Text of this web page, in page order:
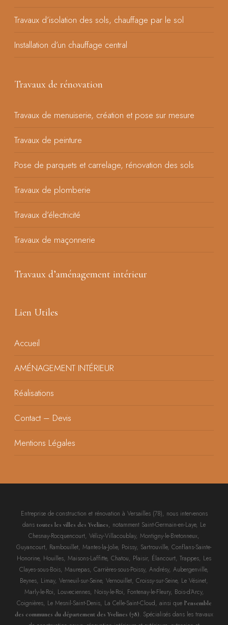
Travaux d’isolation des sols, chauffage par le sol
Installation d’un chauffage central
Travaux de rénovation
Travaux de menuiserie, création et pose sur mesure
Travaux de peinture
Pose de parquets et carrelage, rénovation des sols
Travaux de plomberie
Travaux d’électricité
Travaux de maçonnerie
Travaux d’aménagement intérieur
Lien Utiles
Accueil
AMÉNAGEMENT INTÉRIEUR
Réalisations
Contact – Devis
Mentions Légales
Entreprise de construction et rénovation à Versailles (78), nous intervenons
dans toutes les villes des Yvelines, notamment Saint-Germain-en-Laye, Le
Chesnay-Rocquencourt, Vélizy-Villacoublay, Montigny-le-Bretonneux,
Guyancourt, Rambouillet, Mantes-la-Jolie, Poissy, Sartrouville, Conflans-Sainte-
Honorine, Houilles, Maisons-Laffitte, Chatou, Plaisir, Élancourt, Trappes, Les
Clayes-sous-Bois, Maurepas, Carrières-sous-Poissy, Andrésy, Aubergenville,
Beynes, Limay, Verneuil-sur-Seine, Vernouillet, Croissy-sur-Seine, Le Vésinet,
Marly-le-Roi, Louveciennes, Noisy-le-Roi, Fontenay-le-Fleury, Bois-d’Arcy,
Coignières, Le Mesnil-Saint-Denis, La Celle-Saint-Cloud, ainsi que l’ensemble
des communes du département des Yvelines (78). Spécialisés dans les travaux